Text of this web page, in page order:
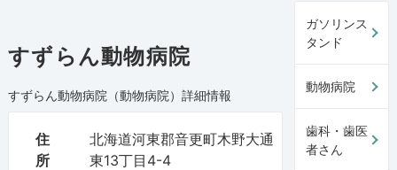
すずらん動物病院
すずらん動物病院（動物病院） 詳細情報
住
所
北海道河東郡音更町木野大通
東13丁目4-4
ガソリンス
タンド
動物病院
歯科・歯医
者さん